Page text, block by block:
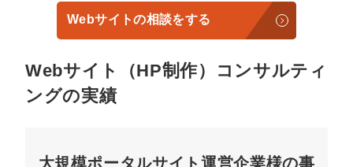
Webサイトの相談をする
Webサイト（HP制作）コンサルティ
ングの実績
大規模ポータルサイト運営企業様の事